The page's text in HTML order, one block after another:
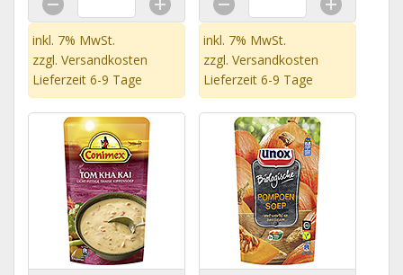
inkl. 7% MwSt.
zzgl. Versandkosten
Lieferzeit 6-9 Tage
inkl. 7% MwSt.
zzgl. Versandkosten
Lieferzeit 6-9 Tage